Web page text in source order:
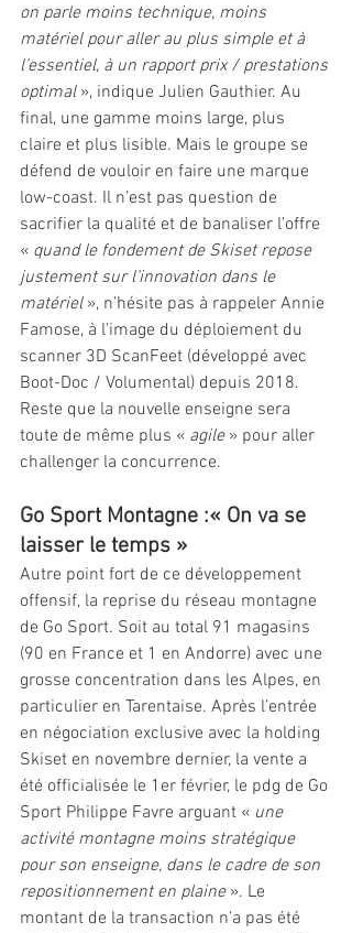
on parle moins technique, moins
matériel pour aller au plus simple et à
l’essentiel, à un rapport prix / prestations
optimal », indique Julien Gauthier. Au
final, une gamme moins large, plus
claire et plus lisible. Mais le groupe se
défend de vouloir en faire une marque
low-coast. Il n’est pas question de
sacrifier la qualité et de banaliser l’offre
« quand le fondement de Skiset repose
justement sur l’innovation dans le
matériel », n’hésite pas à rappeler Annie
Famose, à l’image du déploiement du
scanner 3D ScanFeet (développé avec
Boot-Doc / Volumental) depuis 2018.
Reste que la nouvelle enseigne sera
toute de même plus « agile » pour aller
challenger la concurrence.
Go Sport Montagne :« On va se
laisser le temps »
Autre point fort de ce développement
offensif, la reprise du réseau montagne
de Go Sport. Soit au total 91 magasins
(90 en France et 1 en Andorre) avec une
grosse concentration dans les Alpes, en
particulier en Tarentaise. Après l’entrée
en négociation exclusive avec la holding
Skiset en novembre dernier, la vente a
été officialisée le 1er février, le pdg de Go
Sport Philippe Favre arguant « une
activité montagne moins stratégique
pour son enseigne, dans le cadre de son
repositionnement en plaine ». Le
montant de la transaction n’a pas été